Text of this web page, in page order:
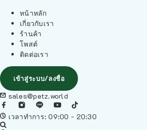
หน้าหลัก
เกี่ยวกับเรา
ร้านค้า
โพสต์
ติดต่อเรา
เข้าสู่ระบบ/ลงชื่อ
sales@petz.world
เวลาทำการ: 09:00 - 20:30